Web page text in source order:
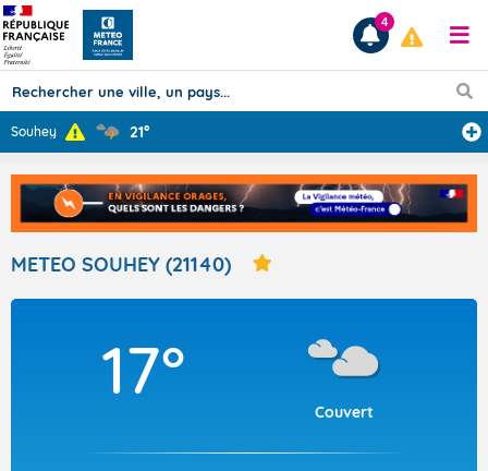
Prévisions
TOUS LES RÉSULTATS
Articles
4
Souhey 21°
METEO SOUHEY (21140)
17°
Couvert